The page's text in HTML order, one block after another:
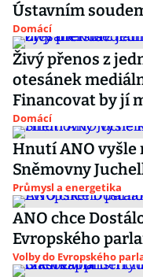
Ústavním
Domácí
Živý přenos z
otesánek
Financovat by jí
Domácí
Hnutí ANO vyšle
Sněmovny
Průmysl a energetika
ANO chce
Evropského
Volby do Evropského